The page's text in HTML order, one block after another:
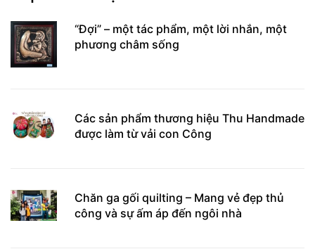
“Đợi” – một tác phẩm, một lời nhắn, một
phương châm sống
Các sản phẩm thương hiệu Thu Handmade
được làm từ vải con Công
Chăn ga gối quilting – Mang vẻ đẹp thủ
công và sự ấm áp đến ngôi nhà